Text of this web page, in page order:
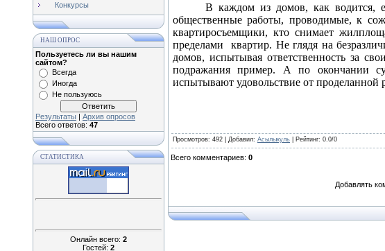
Конкурсы
НАШ ОПРОС
Пользуетесь ли вы нашим
сайтом?
Всегда
Иногда
Не пользуюсь
Результаты | Архив опросов
Всего ответов: 47
СТАТИСТИКА
Онлайн всего: 2
Гостей: 2
В каждом из домов, как водится,
общественные работы, проводимые, к
квартиросъемщики, кто снимает
пределами
квартир. Не глядя на
домов, испытывая ответственность за
подражания пример. А по окончании
испытывают удовольствие от проделанной
Просмотров: 492 | Добавил: Асылыкуль Рейтинг: 0.0/0
Всего комментариев: 0
Добавлять